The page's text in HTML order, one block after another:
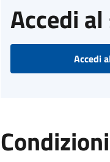
Accedi
Accedi